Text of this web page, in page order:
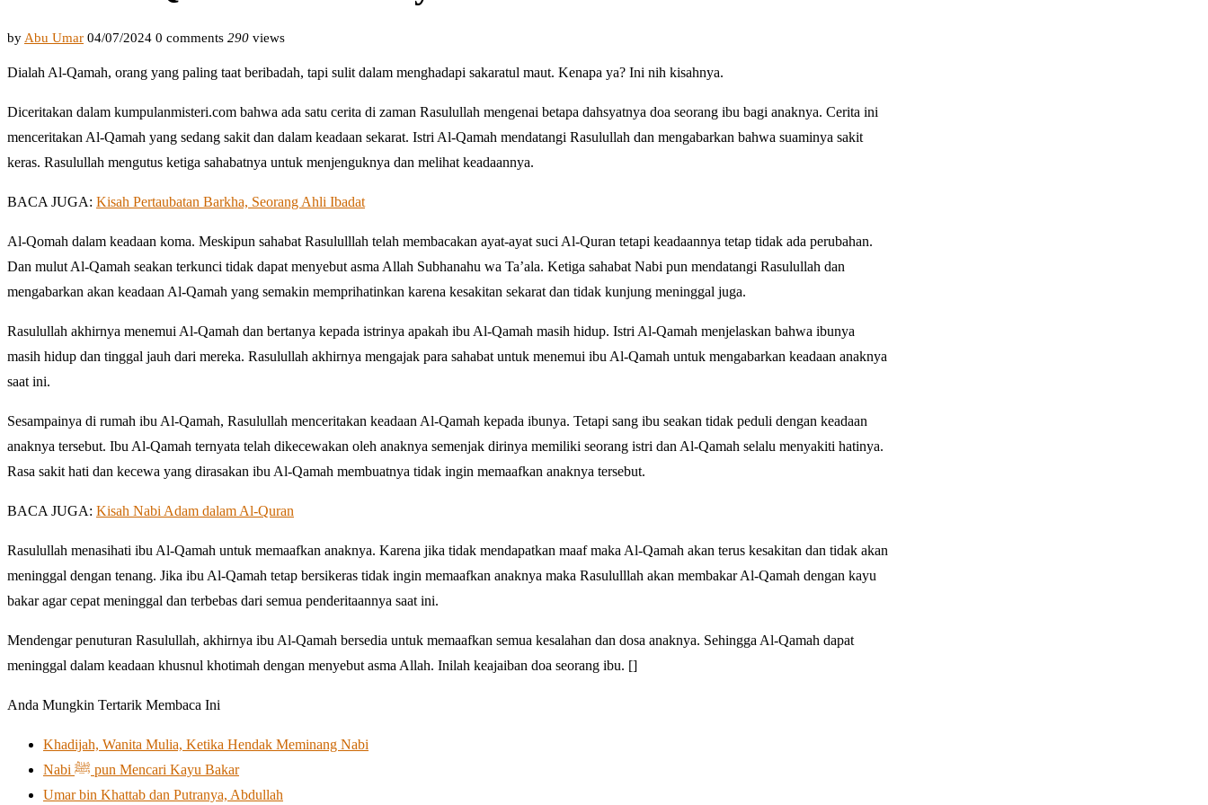
by Abu Umar 04/07/2024 0 comments 290 views
Dialah Al-Qamah, orang yang paling taat beribadah, tapi sulit dalam menghadapi sakaratul maut. Kenapa ya? Ini nih kisahnya.
Diceritakan dalam kumpulanmisteri.com bahwa ada satu cerita di zaman Rasulullah mengenai betapa dahsyatnya doa seorang ibu bagi anaknya. Cerita ini
menceritakan Al-Qamah yang sedang sakit dan dalam keadaan sekarat. Istri Al-Qamah mendatangi Rasulullah dan mengabarkan bahwa suaminya sakit
keras. Rasulullah mengutus ketiga sahabatnya untuk menjenguknya dan melihat keadaannya.
BACA JUGA: Kisah Pertaubatan Barkha, Seorang Ahli Ibadat
Al-Qomah dalam keadaan koma. Meskipun sahabat Rasululllah telah membacakan ayat-ayat suci Al-Quran tetapi keadaannya tetap tidak ada perubahan.
Dan mulut Al-Qamah seakan terkunci tidak dapat menyebut asma Allah Subhanahu wa Ta’ala. Ketiga sahabat Nabi pun mendatangi Rasulullah dan
mengabarkan akan keadaan Al-Qamah yang semakin memprihatinkan karena kesakitan sekarat dan tidak kunjung meninggal juga.
Rasulullah akhirnya menemui Al-Qamah dan bertanya kepada istrinya apakah ibu Al-Qamah masih hidup. Istri Al-Qamah menjelaskan bahwa ibunya
masih hidup dan tinggal jauh dari mereka. Rasulullah akhirnya mengajak para sahabat untuk menemui ibu Al-Qamah untuk mengabarkan keadaan anaknya
saat ini.
Sesampainya di rumah ibu Al-Qamah, Rasulullah menceritakan keadaan Al-Qamah kepada ibunya. Tetapi sang ibu seakan tidak peduli dengan keadaan
anaknya tersebut. Ibu Al-Qamah ternyata telah dikecewakan oleh anaknya semenjak dirinya memiliki seorang istri dan Al-Qamah selalu menyakiti hatinya.
Rasa sakit hati dan kecewa yang dirasakan ibu Al-Qamah membuatnya tidak ingin memaafkan anaknya tersebut.
BACA JUGA: Kisah Nabi Adam dalam Al-Quran
Rasulullah menasihati ibu Al-Qamah untuk memaafkan anaknya. Karena jika tidak mendapatkan maaf maka Al-Qamah akan terus kesakitan dan tidak akan
meninggal dengan tenang. Jika ibu Al-Qamah tetap bersikeras tidak ingin memaafkan anaknya maka Rasululllah akan membakar Al-Qamah dengan kayu
bakar agar cepat meninggal dan terbebas dari semua penderitaannya saat ini.
Mendengar penuturan Rasulullah, akhirnya ibu Al-Qamah bersedia untuk memaafkan semua kesalahan dan dosa anaknya. Sehingga Al-Qamah dapat
meninggal dalam keadaan khusnul khotimah dengan menyebut asma Allah. Inilah keajaiban doa seorang ibu. []
Anda Mungkin Tertarik Membaca Ini
Khadijah, Wanita Mulia, Ketika Hendak Meminang Nabi
Nabi ﷺ pun Mencari Kayu Bakar
Umar bin Khattab dan Putranya, Abdullah